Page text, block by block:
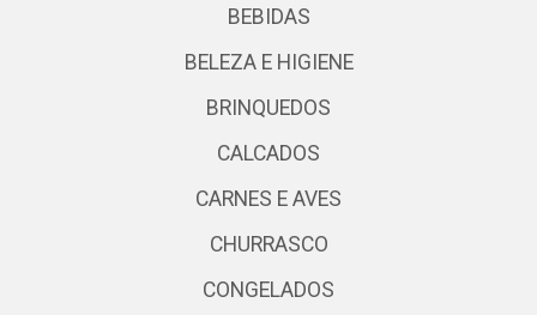
BEBIDAS
BELEZA E HIGIENE
BRINQUEDOS
CALCADOS
CARNES E AVES
CHURRASCO
CONGELADOS